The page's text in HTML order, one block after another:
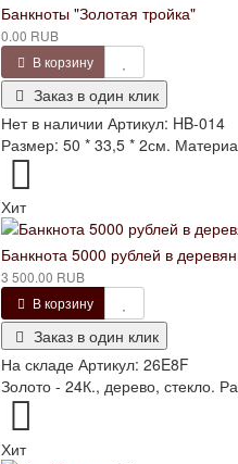
Банкноты "Золотая тройка"
0.00 RUB
В корзину
Заказ в один клик
Нет в наличии Артикул: HB-014
Размер: 50 * 33,5 * 2см.
Хит
Банкнота 5000 рублей в
3 500.00 RUB
В корзину
Заказ в один клик
На складе Артикул: 26E8F
Золото - 24К., дерево, стекло.
Хит